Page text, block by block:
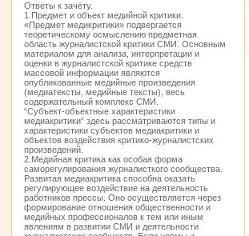
Ответы к зачёту.
1.Предмет и объект медийной критики.
«Предмет медикритики» подвергается
теоретическому осмыслению предметная
область журналистской критики СМИ. Основным
материалом для анализа, интерпретации и
оценки в журналистской критике средств
массовой информации являются
опубликованные медийные произведения
(медиатексты, медийные тексты), весь
содержательный комплекс СМИ.
“Субъект-объектные характеристики
медиакритики” здесь рассматриваются типы и
характеристики субъектов медиакритики и
объектов воздействия критико-журналистских
произведений.
2.Медийная критика как особая форма
саморегулирования журналисткого сообщества.
Развитая медиакритика способна оказать
регулирующее воздействие на деятельность
работников прессы. Оно осуществляется через
формирование отношения общественности и
медийных профессионалов к тем или иным
явлениям в развитии СМИ и деятельности